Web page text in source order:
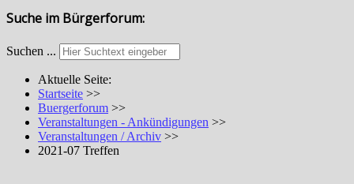
Suche im Bürgerforum:
Suchen ...
Aktuelle Seite:
Startseite >>
Buergerforum >>
Veranstaltungen - Ankündigungen >>
Veranstaltungen / Archiv >>
2021-07 Treffen